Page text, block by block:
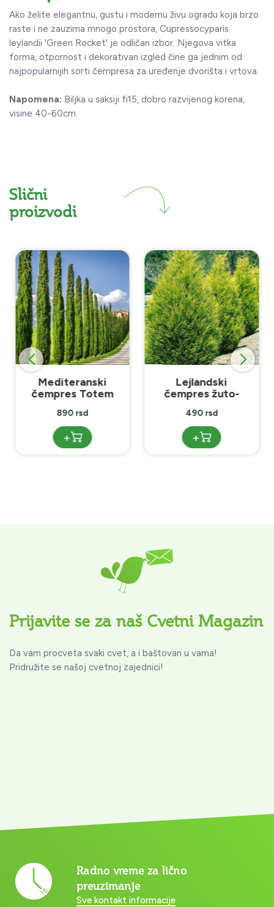
Ako želite elegantnu, gustu i modernu živu ogradu koja brzo
raste i ne zauzima mnogo prostora, Cupressocyparis
leylandii 'Green Rocket' je odličan izbor. Njegova vitka
forma, otpornost i dekorativan izgled čine ga jednim od
najpopularnijih sorti čempresa za uređenje dvorišta i vrtova.
Napomena: Biljka u saksiji fi15, dobro razvijenog korena,
visine 40-60cm.
Slični
proizvodi
Mediteranski
čempres Totem
890 rsd
+
Lejlandski
čempres žuto-
490 rsd
+
Prijavite se za naš Cvetni Magazin
Da vam procveta svaki cvet, a i baštovan u vama!
Pridružite se našoj cvetnoj zajednici!
Radno vreme za lično
preuzimanje
Sve kontakt informacije